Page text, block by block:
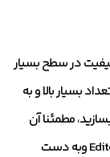
در سطح بسیار
بسیار بالا و به
مطمئنا آن
لینک هیچگاه به اندازه لینک هایی که به روش Editorial وبه دست